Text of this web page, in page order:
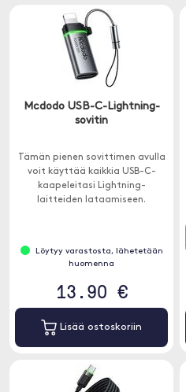
Mcdodo USB-C-Lightning-
sovitin
Tämän pienen sovittimen avulla
voit käyttää kaikkia USB-C-
kaapeleitasi Lightning-
laitteiden lataamiseen.
Löytyy varastosta, lähetetään
huomenna
13.90 €
Lisää ostoskoriin